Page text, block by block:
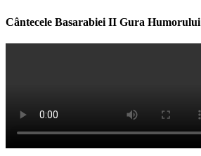
Cântecele Basarabiei II Gura Humorului